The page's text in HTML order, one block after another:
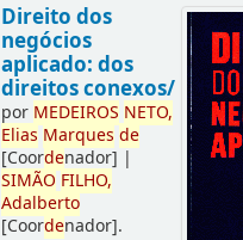
Direito dos
negócios
aplicado: dos
direitos conexos/
por MEDEIROS NETO,
Elias Marques de
[Coordenador] |
SIMÃO FILHO,
Adalberto
[Coordenador].